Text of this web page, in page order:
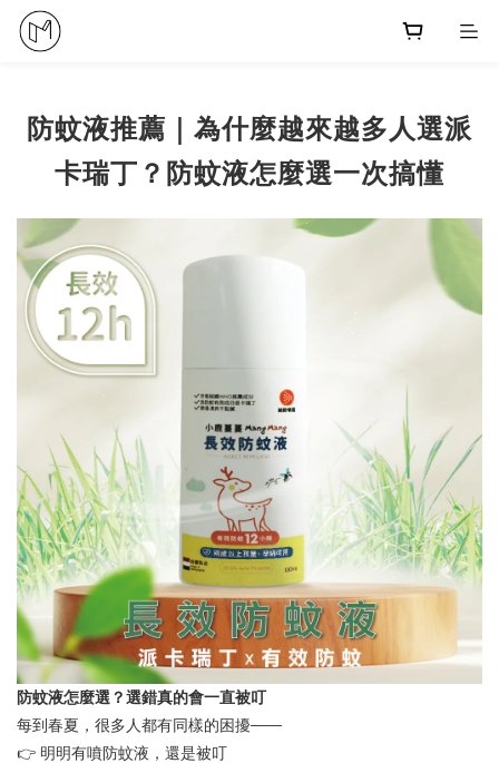
防蚊液推薦｜為什麼越來越多人選派
卡瑞丁？防蚊液怎麼選一次搞懂
防蚊液怎麼選？選錯真的會一直被叮
每到春夏，很多人都有同樣的困擾——
👉 明明有噴防蚊液，還是被叮